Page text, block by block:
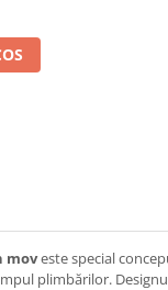
moveste special
plimbărilor.